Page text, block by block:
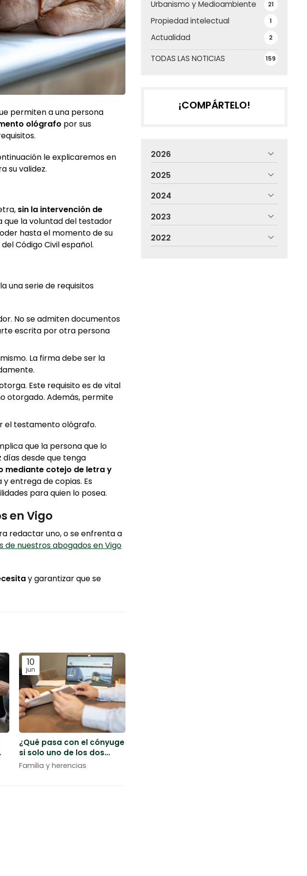
TODAS LAS NOTICIAS 159
Urbanismo y Medioambiente 21
Propiedad intelectual 1
Actualidad 2
permiten a una persona
ológrafo por sus
le explicaremos en
su validez.
sin la intervención de
que la voluntad del testador
hasta el momento de su
Código Civil español.
una serie de requisitos
No se admiten documentos
escrita por otra persona
La firma debe ser la
Este requisito es de vital
otorgado. Además, permite
el testamento ológrafo.
que la persona que lo
desde que tenga
mediante cotejo de letra y
entrega de copias. Es
para quien lo posea.
en Vigo
redactar uno, o se enfrenta a
de nuestros abogados en Vigo
y garantizar que se
10
jun
¿Qué pasa con el cónyuge
si solo uno de los dos
tiene deudas?
Familia y herencias
¡COMPÁRTELO!
2026
2025
2024
2023
2022